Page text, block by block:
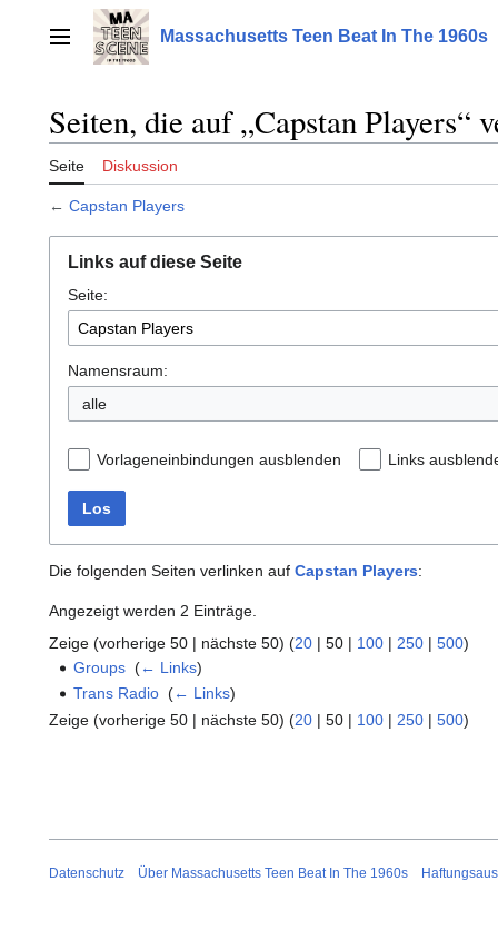
springenHauptmenü Massachusetts Teen Beat In The 1960s
Seiten, die auf „Capstan Players“
Seite Diskussion
← Capstan Players
Links auf diese Seite
Seite:
Namensraum:
alle
Vorlageneinbindungen ausblenden Links
Los
Die folgenden Seiten verlinken auf Capstan Players:
Angezeigt werden 2 Einträge.
Zeige (vorherige 50 | nächste 50) (20 | 50 | 100 | 250 | 500)
Groups ‎(← Links)
Trans Radio ‎(← Links)
Zeige (vorherige 50 | nächste 50) (20 | 50 | 100 | 250 | 500)
Datenschutz Über Massachusetts Teen Beat In The 1960s